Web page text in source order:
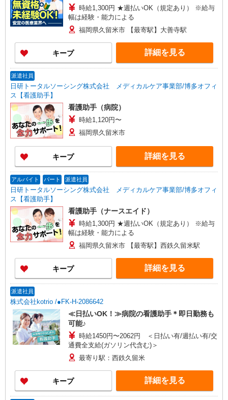
時給1,300円 ★週払いOK（規定あり） ※給与
幅は経験・能力による
福岡県久留米市 【最寄駅】大善寺駅
キープ 詳細を見る
派遣社員
日研トータルソーシング株式会社 メディカルケア事業部/博多オフィ
ス【看護助手】
看護助手（病院）
時給1,120円〜
福岡県久留米市
キープ 詳細を見る
アルバイト パート 派遣社員
日研トータルソーシング株式会社 メディカルケア事業部/博多オフィ
ス【看護助手】
看護助手（ナースエイド）
時給1,300円 ★週払いOK（規定あり） ※給与
幅は経験・能力による
福岡県久留米市 【最寄駅】西鉄久留米駅
キープ 詳細を見る
派遣社員
株式会社kotrio /●FK-H-2086642
≪日払いOK！≫病院の看護助手＊即日勤務も
可能♪
時給1450円〜2062円 ＜日払い有/週払い有/交
通費全支給(ガソリン代含む)＞
最寄り駅：西鉄久留米
キープ 詳細を見る